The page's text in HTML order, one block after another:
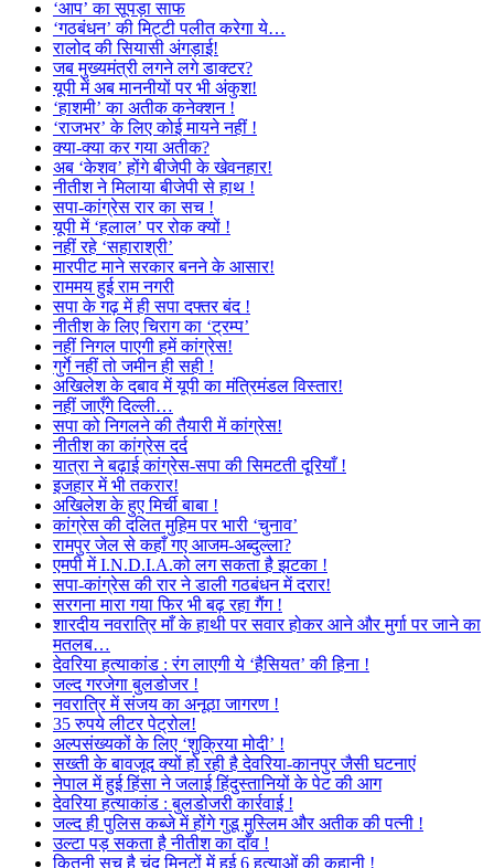
‘आप’ का सूपड़ा साफ
‘गठबंधन’ की मिट्टी पलीत करेगा ये…
रालोद की सियासी अंगड़ाई!
जब मुख्यमंत्री लगने लगे डाक्टर?
यूपी में अब माननीयों पर भी अंकुश!
‘हाशमी’ का अतीक कनेक्शन !
‘राजभर’ के लिए कोई मायने नहीं !
क्या-क्या कर गया अतीक?
अब ‘केशव’ होंगे बीजेपी के खेवनहार!
नीतीश ने मिलाया बीजेपी से हाथ !
सपा-कांग्रेस रार का सच !
यूपी में ‘हलाल’ पर रोक क्यों !
नहीं रहे ‘सहाराश्री’
मारपीट माने सरकार बनने के आसार!
राममय हुई राम नगरी
सपा के गढ़ में ही सपा दफ्तर बंद !
नीतीश के लिए चिराग का ‘ट्रम्प’
नहीं निगल पाएगी हमें कांग्रेस!
गुर्गे नहीं तो जमीन ही सही !
अखिलेश के दबाव में यूपी का मंत्रिमंडल विस्तार!
नहीं जाएँगे दिल्ली…
सपा को निगलने की तैयारी में कांग्रेस!
नीतीश का कांग्रेस दर्द
यात्रा ने बढ़ाई कांग्रेस-सपा की सिमटती दूरियाँ !
इजहार में भी तकरार!
अखिलेश के हुए मिर्ची बाबा !
कांग्रेस की दलित मुहिम पर भारी ‘चुनाव’
रामपुर जेल से कहाँ गए आजम-अब्दुल्ला?
एमपी में I.N.D.I.A.को लग सकता है झटका !
सपा-कांग्रेस की रार ने डाली गठबंधन में दरार!
सरगना मारा गया फिर भी बढ़ रहा गैंग !
शारदीय नवरात्रि माँ के हाथी पर सवार होकर आने और मुर्गा पर जाने का
मतलब…
देवरिया हत्याकांड : रंग लाएगी ये ‘हैसियत’ की हिना !
जल्द गरजेगा बुलडोजर !
नवरात्रि में संजय का अनूठा जागरण !
35 रुपये लीटर पेट्रोल!
अल्पसंख्यकों के लिए ‘शुक्रिया मोदी’ !
सख्ती के बावजूद क्यों हो रही है देवरिया-कानपुर जैसी घटनाएं
नेपाल में हुई हिंसा ने जलाई हिंदुस्तानियों के पेट की आग
देवरिया हत्याकांड : बुलडोजरी कार्रवाई !
जल्द ही पुलिस कब्जे में होंगे गुडू मुस्लिम और अतीक की पत्नी !
उल्टा पड़ सकता है नीतीश का दाँव !
कितनी सच है चंद मिनटों में हुई 6 हत्याओं की कहानी !